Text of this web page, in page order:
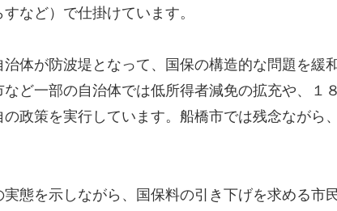
など）で仕掛けています。
体が防波堤となって、国保の構造的な問題を緩
ど一部の自治体では低所得者減免の拡充や、１８
政策を実行しています。船橋市では残念ながら、
態を示しながら、国保料の引き下げを求める市